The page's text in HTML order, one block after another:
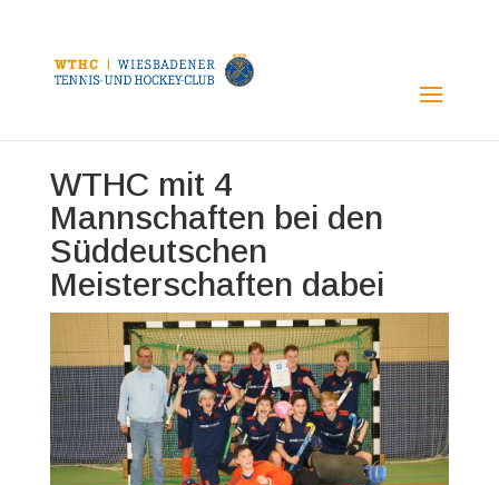
WTHC mit 4
Mannschaften bei den
Süddeutschen
Meisterschaften dabei